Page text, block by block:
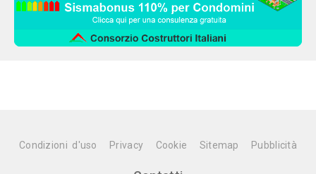
Condizioni d'uso Privacy Cookie Sitemap Pubblicità